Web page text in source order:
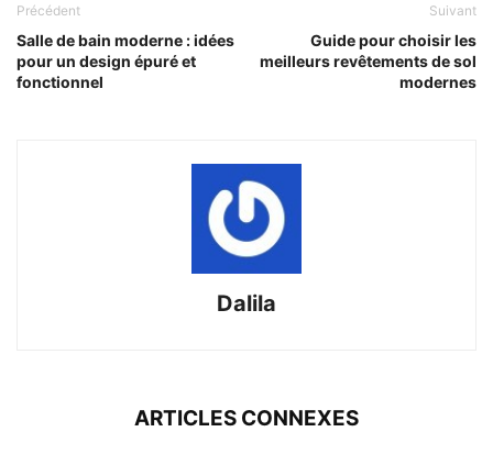
Précédent
Salle de bain moderne : idées
pour un design épuré et
fonctionnel
Suivant
Guide pour choisir les
meilleurs revêtements de sol
modernes
Dalila
ARTICLES CONNEXES